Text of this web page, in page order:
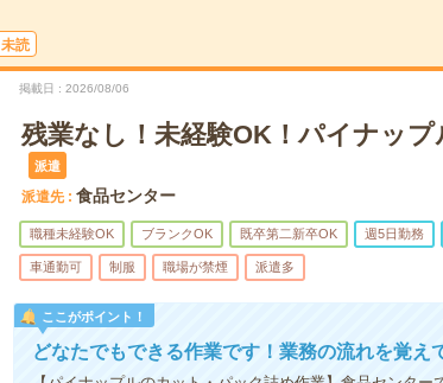
未読
掲載日 2026/08/06
残業なし！未経験OK！パイナッ
派遣
派遣先 食品センター
職種未経験OK ブランクOK 既卒第二新卒OK 週5日勤務
車通勤可 制服 職場が禁煙 派遣多
ここがポイント！
どなたでもできる作業です！業務の流れを覚え